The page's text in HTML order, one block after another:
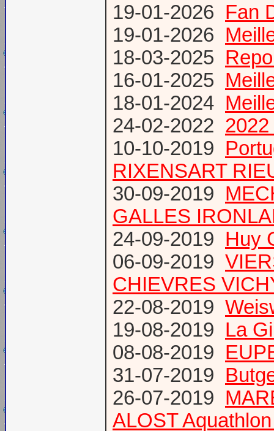
19-01-2026 Fan
19-01-2026
18-03-2025
16-01-2025
18-01-2024
24-02-2022
10-10-2019
RIXENSART
30-09-2019
GALLES
24-09-2019 Huy
06-09-2019
CHIEVRES
22-08-2019
19-08-2019 La
08-08-2019
31-07-2019
26-07-2019
ALOST